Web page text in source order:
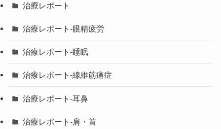
治療レポート
治療レポート-眼精疲労
治療レポート-睡眠
治療レポート-線維筋痛症
治療レポート-耳鼻
治療レポート-肩・首